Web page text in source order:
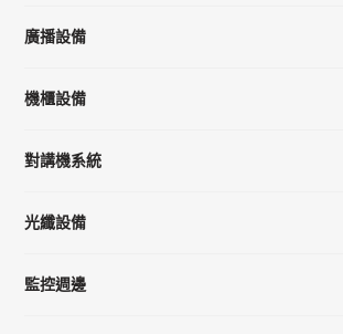
廣播設備
機櫃設備
對講機系統
光纖設備
監控週邊